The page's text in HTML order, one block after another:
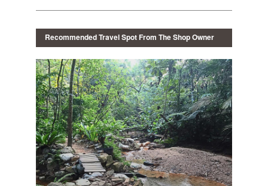
Recommended Travel Spot From The Shop Owner